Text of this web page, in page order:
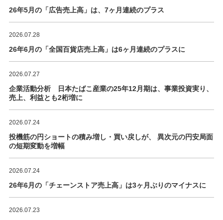
26年5月の「広告売上高」は、7ヶ月連続のプラス
2026.07.28
26年6月の「全国百貨店売上高」は6ヶ月連続のプラスに
2026.07.27
企業活動分析 日本たばこ産業の25年12月期は、事業投資実り、
売上、利益とも2桁増に
2026.07.24
投機筋の円ショートの積み増し・買い戻しが、 異次元の円安局面
の短期変動を増幅
2026.07.24
26年6月の「チェーンストア売上高」は3ヶ月ぶりのマイナスに
2026.07.23